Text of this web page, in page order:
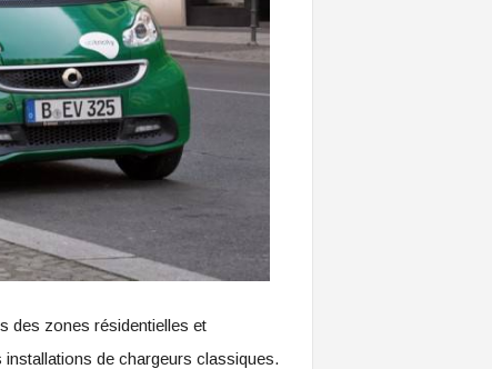
des zones résidentielles et
de chargeurs classiques.